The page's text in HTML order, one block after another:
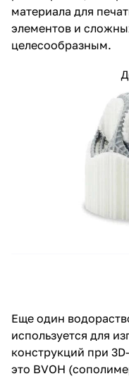
материала для
элементов и
целесообразным.
Еще один
используется для
конструкций при
это BVOH